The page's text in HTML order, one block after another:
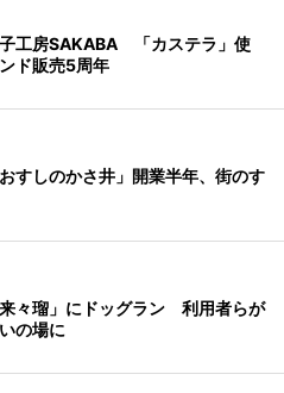
工房SAKABA 「カステラ」使
ド販売5周年
すしのかさ井」開業半年、街のす
々瑠」にドッグラン 利用者らが
の場に